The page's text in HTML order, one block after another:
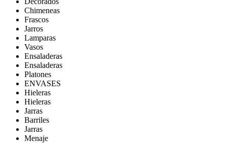
Chimeneas
Frascos
Jarros
Lamparas
Vasos
Ensaladeras
Ensaladeras
Platones
ENVASES
Hieleras
Hieleras
Jarras
Barriles
Jarras
Menaje